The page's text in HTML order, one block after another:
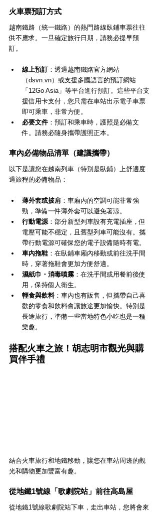
火車票預訂方式
越南鐵路（統一鐵路）的熱門路線臥鋪車票往往
供不應求。一旦確定旅行日期，請務必提早預
訂。
線上預訂：透過越南鐵路官方網站
（dsvn.vn）或支援多國語言的預訂網站
「12Go Asia」等平台進行預訂。這些平台支
援信用卡支付，您只需在車站出示電子車票
即可乘車，非常方便。
必要文件 ：預訂和乘車時，護照是必備文
件。請務必隨身攜帶護照正本。
車內必備物品清單（建議攜帶）
以下是讓您在越南列車（特別是臥鋪）上舒適度
過旅程的必備物品：
薄外套或披肩 ：車廂內的空調可能非常強
勁，準備一件薄外套可以避免著涼。
行動電源 ：部分新型列車設有充電插座，但
電壓可能不穩定，且舊型列車可能沒有。攜
帶行動電源可確保您的電子設備隨時有電。
車內拖鞋 ：在臥鋪車廂內移動或前往洗手間
時，穿著拖鞋會更加方便舒適。
濕紙巾・消毒噴霧 ：在洗手間或用餐前後使
用，保持個人衛生。
輕食與飲料：車內也有販售，但攜帶自己喜
歡的零食和飲料會讓旅途更加愉快。特別是
長途旅行，準備一些當地特色小吃也是一種
樂趣。
搭配火車之旅！胡志明市觀光與購
買伴手禮
結合火車旅行和地鐵移動，讓您在車站周邊的觀
光和購物更加豐富有趣。
從地鐵1號線「歌劇院站」前往高島屋
從地鐵1號線歌劇院站下車，走出車站，您將會來